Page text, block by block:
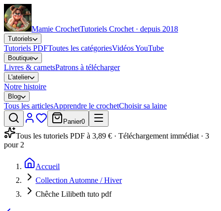
Mamie CrochetTutoriels Crochet · depuis 2018
Tutoriels
Tutoriels PDFToutes les catégoriesVidéos YouTube
Boutique
Livres & carnetsPatrons à télécharger
L'atelier
Notre histoire
Blog
Tous les articlesApprendre le crochetChoisir sa laine
Panier0
Tous les tutoriels PDF à 3,89 € · Téléchargement immédiat · 3
pour 2
Accueil
Collection Automne / Hiver
Chêche Lilibeth tuto pdf